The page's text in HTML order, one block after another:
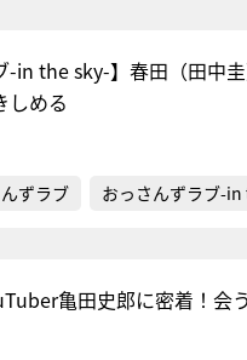
-in the sky-】春田（田中
しめる
ずラブ おっさんずラブ-
亀田史郎に密着！